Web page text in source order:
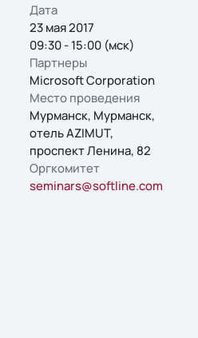
Дата
23 мая 2017
09:30 - 15:00 (мск)
Партнеры
Microsoft Corporation
Место проведения
Мурманск, Мурманск,
отель AZIMUT,
проспект Ленина, 82
Оргкомитет
seminars@softline.com